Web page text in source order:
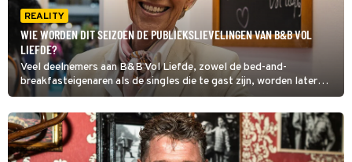
REALITY
WIE WORDEN DIT SEIZOEN DE PUBLIEKSLIEVELINGEN VAN B&B VOL
LIEFDE?
Veel deelnemers aan B&B Vol Liefde, zowel de bed-and-
breakfasteigenaren als de singles die te gast zijn, worden later
BN'ers die regelmatig te zien zijn op tv. Voor nu wordt eerst nog
voorzichtig kennisgemaakt.